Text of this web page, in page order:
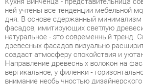
натуральное - это современный тренд.
древесных фасадов визуально расширит
создаст атмосферу спокойствия и уютана
Направление древесных волокон на
вертикальное, у филенки -
внимание необычностью дизайнерского
Индивидуальность кухне придают детали
делающее кухню легче, а за
посуда смотрится дорого, служит еще и
Рамочные фасады 90 градусов